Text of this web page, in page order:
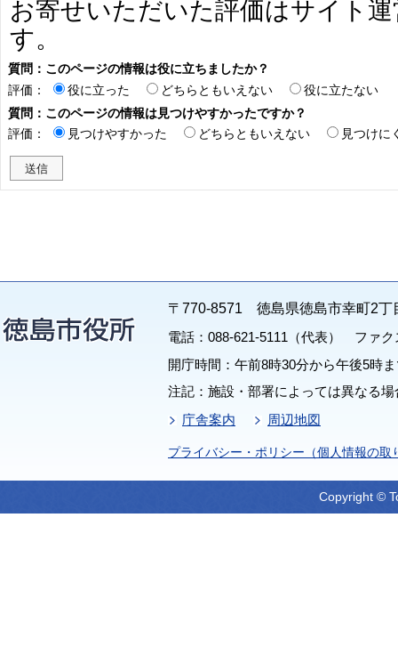
お寄せいただいた評価はサイト
す。
質問：このページの情報は役に立ちましたか？
評価：
役に立った どちらともいえない
役に立たない
質問：このページの情報は見つけやすかったですか？
評価：
見つけやすかった どちらともいえない 見つけに
〒770-8571 徳島県徳島市幸町2丁
電話：088-621-5111（代表） ファク
開庁時間：午前8時30分から午後5時
注記：施設・部署によっては異なる
庁舎案内
周辺地図
プライバシー・ポリシー（個人情報の取
Copyright ©